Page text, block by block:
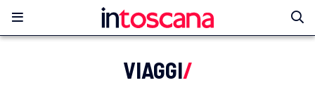
VIAGGI/